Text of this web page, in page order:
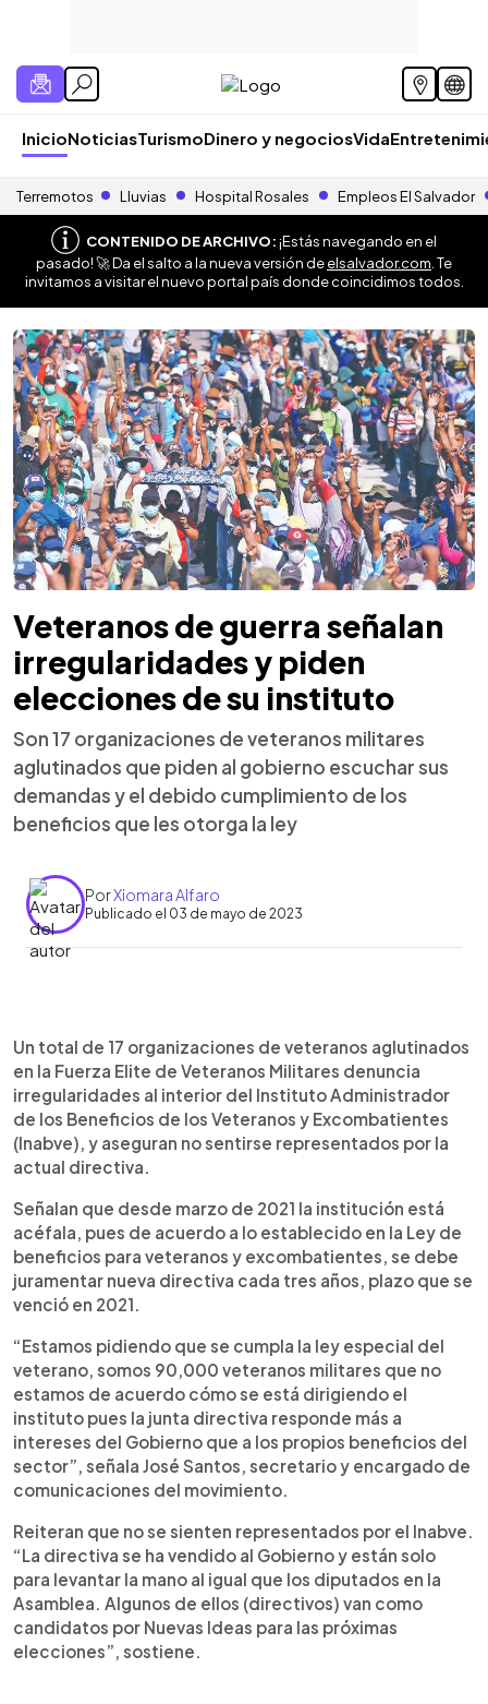
InicioNoticiasTurismoDinero y negociosVida
Terremotos Lluvias Hospital Rosales Empleos El Salvador
CONTENIDO DE ARCHIVO:¡Estás navegando en el
pasado! 🚀 Da el salto a la nueva versión deelsalvador.com . Te
invitamos a visitar el nuevo portal país donde coincidimos todos.
Veteranos de guerra señalan
irregularidades y piden
elecciones de su instituto
Son 17 organizaciones de veteranos militares
aglutinados que piden al gobierno escuchar sus
demandas y el debido cumplimiento de los
beneficios que les otorga la ley
PorXiomara Alfaro
Publicado el 03 de mayo de 2023
► Escuchar artículo
Un total de 17 organizaciones de veteranos aglutinados
en la Fuerza Elite de Veteranos Militares denuncia
irregularidades al interior del Instituto Administrador
de los Beneficios de los Veteranos y Excombatientes
(Inabve), y aseguran no sentirse representados por la
actual directiva.
Señalan que desde marzo de 2021 la institución está
acéfala, pues de acuerdo a lo establecido en la Ley de
beneficios para veteranos y excombatientes, se debe
juramentar nueva directiva cada tres años, plazo que se
venció en 2021.
“Estamos pidiendo que se cumpla la ley especial del
veterano, somos 90,000 veteranos militares que no
estamos de acuerdo cómo se está dirigiendo el
instituto pues la junta directiva responde más a
intereses del Gobierno que a los propios beneficios del
sector”, señala José Santos, secretario y encargado de
comunicaciones del movimiento.
Reiteran que no se sienten representados por el Inabve.
“La directiva se ha vendido al Gobierno y están solo
para levantar la mano al igual que los diputados en la
Asamblea. Algunos de ellos (directivos) van como
candidatos por Nuevas Ideas para las próximas
elecciones”, sostiene.